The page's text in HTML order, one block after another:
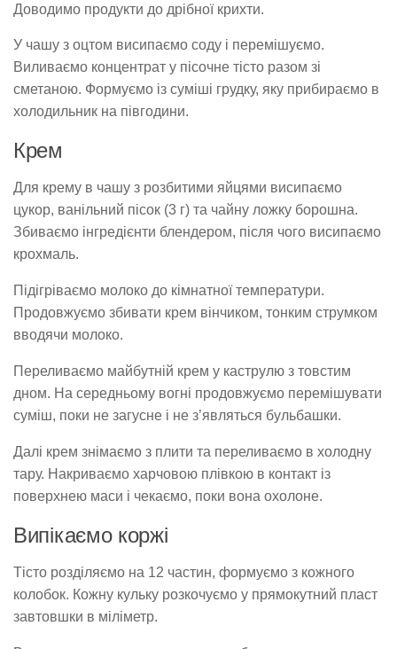
Доводимо продукти до дрібної крихти.
У чашу з оцтом висипаємо соду і перемішуємо.
Виливаємо концентрат у пісочне тісто разом зі
сметаною. Формуємо із суміші грудку, яку прибираємо в
холодильник на півгодини.
Крем
Для крему в чашу з розбитими яйцями висипаємо
цукор, ванільний пісок (3 г) та чайну ложку борошна.
Збиваємо інгредієнти блендером, після чого висипаємо
крохмаль.
Підігріваємо молоко до кімнатної температури.
Продовжуємо збивати крем вінчиком, тонким струмком
вводячи молоко.
Переливаємо майбутній крем у каструлю з товстим
дном. На середньому вогні продовжуємо перемішувати
суміш, поки не загусне і не з’являться бульбашки.
Далі крем знімаємо з плити та переливаємо в холодну
тару. Накриваємо харчовою плівкою в контакт із
поверхнею маси і чекаємо, поки вона охолоне.
Випікаємо коржі
Тісто розділяємо на 12 частин, формуємо з кожного
колобок. Кожну кульку розкочуємо у прямокутний пласт
завтовшки в міліметр.